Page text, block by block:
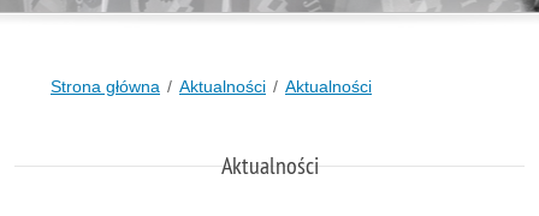
Strona główna Aktualności Aktualności
Aktualności